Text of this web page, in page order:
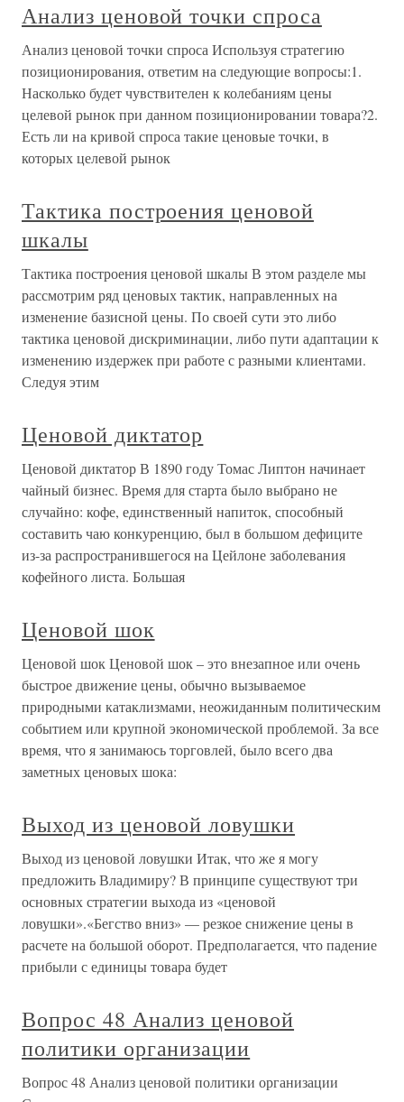
Анализ ценовой точки спроса
Анализ ценовой точки спроса Используя стратегию
позиционирования, ответим на следующие вопросы:1.
Насколько будет чувствителен к колебаниям цены
целевой рынок при данном позиционировании товара?2.
Есть ли на кривой спроса такие ценовые точки, в
которых целевой рынок
Тактика построения ценовой
шкалы
Тактика построения ценовой шкалы В этом разделе мы
рассмотрим ряд ценовых тактик, направленных на
изменение базисной цены. По своей сути это либо
тактика ценовой дискриминации, либо пути адаптации к
изменению издержек при работе с разными клиентами.
Следуя этим
Ценовой диктатор
Ценовой диктатор В 1890 году Томас Липтон начинает
чайный бизнес. Время для старта было выбрано не
случайно: кофе, единственный напиток, способный
составить чаю конкуренцию, был в большом дефиците
из-за распространившегося на Цейлоне заболевания
кофейного листа. Большая
Ценовой шок
Ценовой шок Ценовой шок – это внезапное или очень
быстрое движение цены, обычно вызываемое
природными катаклизмами, неожиданным политическим
событием или крупной экономической проблемой. За все
время, что я занимаюсь торговлей, было всего два
заметных ценовых шока:
Выход из ценовой ловушки
Выход из ценовой ловушки Итак, что же я могу
предложить Владимиру? В принципе существуют три
основных стратегии выхода из «ценовой
ловушки».«Бегство вниз» — резкое снижение цены в
расчете на большой оборот. Предполагается, что падение
прибыли с единицы товара будет
Вопрос 48 Анализ ценовой
политики организации
Вопрос 48 Анализ ценовой политики организации